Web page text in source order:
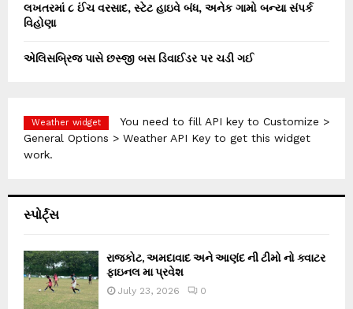
લખતરમાં ૮ ઈંચ વરસાદ, સ્ટેટ હાઇવે બંધ, અનેક ગામો બન્યા સંપર્ક
વિહોણા
એલિસબ્રિજ પાસે છસ્જી બસ ડિવાઈડર પર ચડી ગઈ
Weather widget
You need to fill API key to Customize >
General Options > Weather API Key to get this widget
work.
સ્પોર્ટ્સ
રાજકોટ, અમદાવાદ અને આણંદ ની ટીમો નો ક્વાટર
ફાઇનલ મા પ્રવેશ
July 23, 2026 0